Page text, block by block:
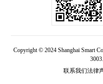
Copyright © 2024 Shanghai Smart
联系我们法律